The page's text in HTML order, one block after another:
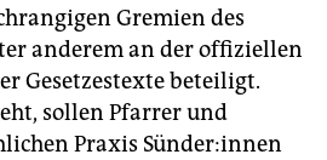
Gremien des
anderem an der offiziellen
Gesetzestexte beteiligt.
sollen Pfarrer und
Praxis Sün­de­r:in­nen